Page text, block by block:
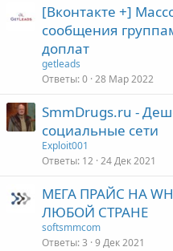
[Вконтакте +]
сообщения
доплат
getleads
Ответы 0 28 Мар 2022
SmmDrugs.ru -
социальные сети
Exploit001
Ответы 12 24 Дек 2021
МЕГА ПРАЙС НА
ЛЮБОЙ СТРАНЕ
softsmmcom
Ответы 3 9 Дек 2021